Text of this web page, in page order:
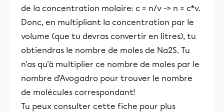
de la concentration molaire: c = n/v -> n = c*v.
Donc, en multipliant la concentration par le
volume (que tu devras convertir en litres), tu
obtiendras le nombre de moles de Na2S. Tu
n'as qu'à multiplier ce nombre de moles par le
nombre d'Avogadro pour trouver le nombre
de molécules correspondant!
Tu peux consulter cette fiche pour plus